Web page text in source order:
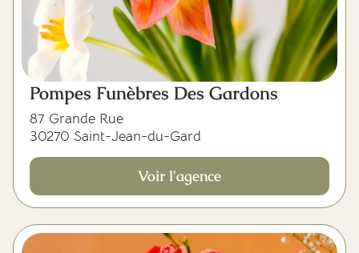
Pompes Funèbres Des Gardons
87 Grande Rue
30270 Saint-Jean-du-Gard
Voir l'agence